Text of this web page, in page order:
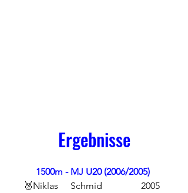
Ergebnisse
1500m - MJ U20 (2006/2005)
🥈Niklas	Schmid		2005